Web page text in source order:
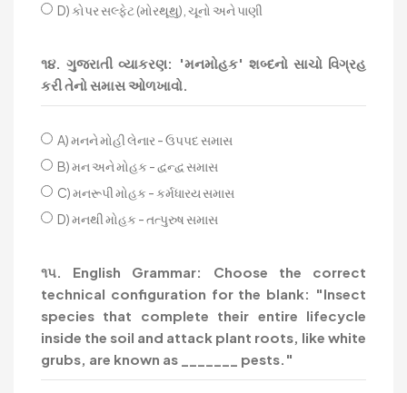
D) કોપર સલ્ફેટ (મોરથૂથુ), ચૂનો અને પાણી
૧૪. ગુજરાતી વ્યાકરણ: 'મનમોહક' શબ્દનો સાચો વિગ્રહ
કરી તેનો સમાસ ઓળખાવો.
A) મનને મોહી લેનાર - ઉપપદ સમાસ
B) મન અને મોહક - દ્વન્દ્વ સમાસ
C) મનરૂપી મોહક - કર્મધારય સમાસ
D) મનથી મોહક - તત્પુરુષ સમાસ
૧૫. English Grammar: Choose the correct
technical configuration for the blank: "Insect
species that complete their entire lifecycle
inside the soil and attack plant roots, like white
grubs, are known as _______ pests."